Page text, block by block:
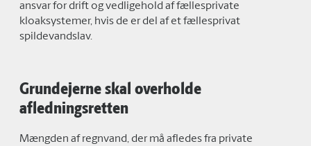
ansvar for drift og vedligehold af fællesprivate
kloaksystemer, hvis de er del af et fællesprivat
spildevandslav.
Grundejerne skal overholde
afledningsretten
Mængden af regnvand, der må afledes fra private